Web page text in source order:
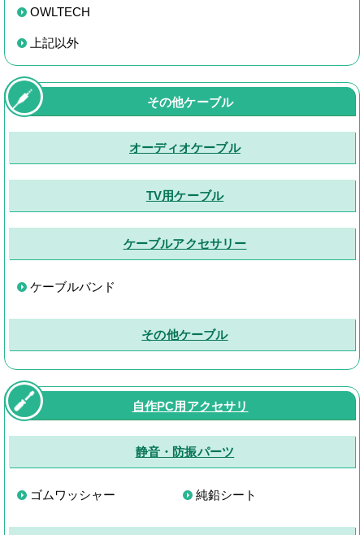
OWLTECH
上記以外
その他ケーブル
オーディオケーブル
TV用ケーブル
ケーブルアクセサリー
ケーブルバンド
その他ケーブル
自作PC用アクセサリ
静音・防振パーツ
ゴムワッシャー 純鉛シート